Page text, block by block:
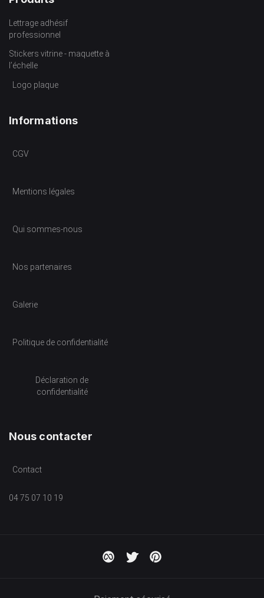
Lettrage adhésif
professionnel
Stickers vitrine - maquette à
l’échelle
Logo plaque
Informations
CGV
Mentions légales
Qui sommes-nous
Nos partenaires
Galerie
Politique de confidentialité
Déclaration de
confidentialité
Nous contacter
Contact
04 75 07 10 19